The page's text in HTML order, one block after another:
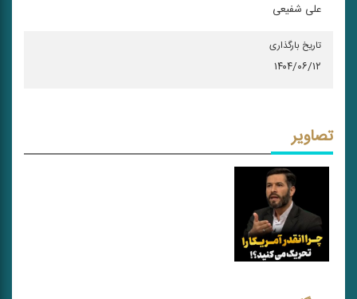
علی شفیعی
تاریخ بارگذاری
۱۴۰۴/۰۶/۱۲
تصاویر